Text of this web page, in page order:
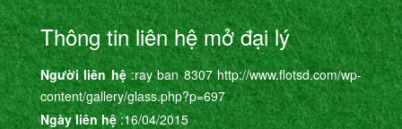
Thông tin liên hệ mở đại lý
Người liên hệ:ray ban 8307 http://www.flotsd.com/wp-
content/gallery/glass.php?p=697
Ngày liên hệ:16/04/2015